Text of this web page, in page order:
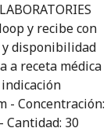
y recibe con
y disponibilidad
a receta médica
- Concentración:
Cantidad: 30